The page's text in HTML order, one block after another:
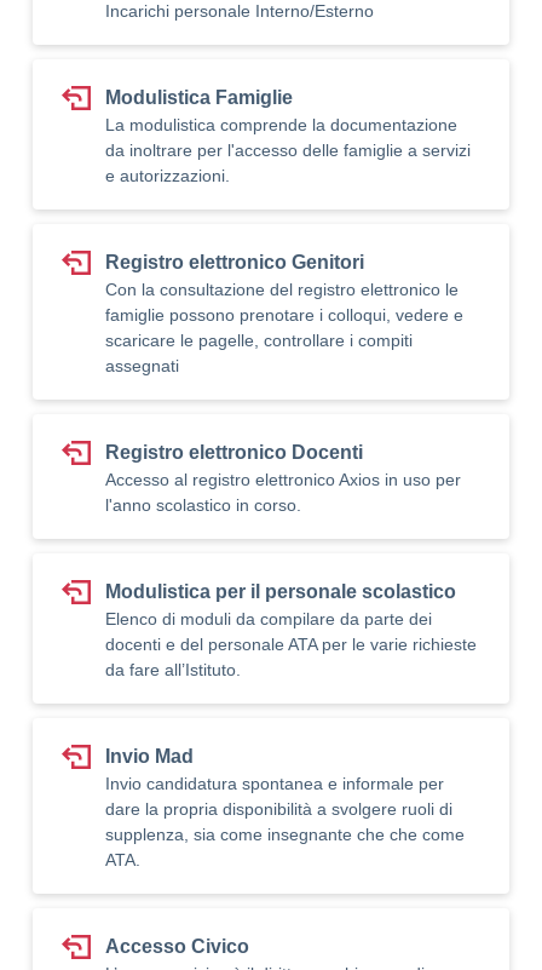
Incarichi personale Interno/Esterno
Modulistica Famiglie
La modulistica comprende la documentazione
da inoltrare per l'accesso delle famiglie a servizi
e autorizzazioni.
Registro elettronico Genitori
Con la consultazione del registro elettronico le
famiglie possono prenotare i colloqui, vedere e
scaricare le pagelle, controllare i compiti
assegnati
Registro elettronico Docenti
Accesso al registro elettronico Axios in uso per
l'anno scolastico in corso.
Modulistica per il personale scolastico
Elenco di moduli da compilare da parte dei
docenti e del personale ATA per le varie richieste
da fare all’Istituto.
Invio Mad
Invio candidatura spontanea e informale per
dare la propria disponibilità a svolgere ruoli di
supplenza, sia come insegnante che che come
ATA.
Accesso Civico